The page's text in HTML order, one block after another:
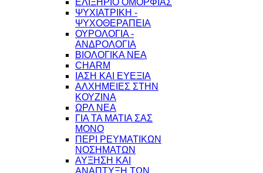
ΕΛΙΞΗΡΙΟ ΟΜΟΡΦΙΑΣ
ΨΥΧΙΑΤΡΙΚΗ -
ΨΥΧΟΘΕΡΑΠΕΙΑ
ΟΥΡΟΛΟΓΙΑ -
ΑΝΔΡΟΛΟΓΙΑ
ΒΙΟΛΟΓΙΚΑ ΝΕΑ
CHARM
ΙΑΣΗ ΚΑΙ ΕΥΕΞΙΑ
ΑΛΧΗΜΕΙΕΣ ΣΤΗΝ
ΚΟΥΖΙΝΑ
ΩΡΛ ΝEA
ΓΙΑ ΤΑ ΜΑΤΙΑ ΣΑΣ
ΜΟΝΟ
ΠΕΡΙ ΡΕΥΜΑΤΙΚΩΝ
ΝΟΣΗΜΑΤΩΝ
ΑΥΞΗΣΗ ΚΑΙ
ΑΝΑΠΤΥΞΗ ΤΩΝ